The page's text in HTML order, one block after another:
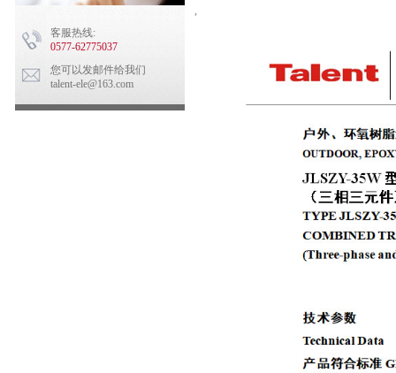
客服热线:
0577-62775037
您可以发邮件给我们
talent-ele@163.com
,